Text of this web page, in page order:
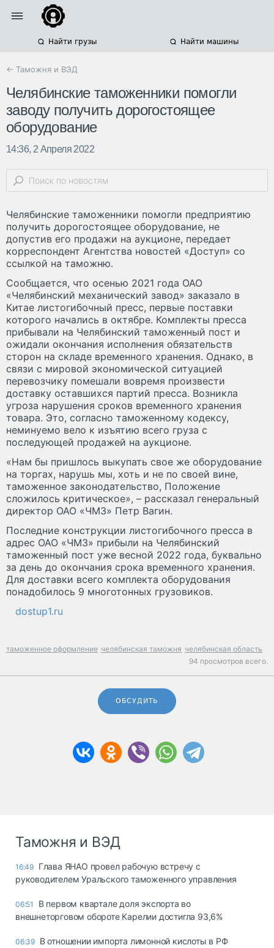
Найти грузы Найти машины
← Таможня и ВЭД
Челябинские таможенники помогли
заводу получить дорогостоящее
оборудование
14:36, 2 Апреля 2022
Челябинские таможенники помогли предприятию
получить дорогостоящее оборудование, не
допустив его продажи на аукционе, передает
корреспондент Агентства новостей «Доступ» со
ссылкой на таможню.
Сообщается, что осенью 2021 года ОАО
«Челябинский механический завод» заказало в
Китае листогибочный пресс, первые поставки
которого начались в октябре. Комплекты пресса
прибывали на Челябинский таможенный пост и
ожидали окончания исполнения обязательств
сторон на складе временного хранения. Однако, в
связи с мировой экономической ситуацией
перевозчику помешали вовремя произвести
доставку оставшихся партий пресса. Возникла
угроза нарушения сроков временного хранения
товара. Это, согласно таможенному кодексу,
неминуемо вело к изъятию всего груза с
последующей продажей на аукционе.
«Нам бы пришлось выкупать свое же оборудование
на торгах, нарушь мы, хоть и не по своей вине,
таможенное законодательство, Положение
сложилось критическое», – рассказал генеральный
директор ОАО «ЧМЗ» Петр Вагин.
Последние конструкции листогибочного пресса в
адрес ОАО «ЧМЗ» прибыли на Челябинский
таможенный пост уже весной 2022 года, буквально
за день до окончания срока временного хранения.
Для доставки всего комплекта оборудования
понадобилось 9 многотонных грузовиков.
dostup1.ru
таможенное оформление челябинская таможня челябинская область
94 просмотров всего.
ОБСУДИТЬ
Таможня и ВЭД
16:49 Глава ЯНАО провел рабочую встречу с
руководителем Уральского таможенного управления
06:51
В первом квартале доля экспорта во
внешнеторговом обороте Карелии достигла 93,6%
06:39 В отношении импорта лимонной кислоты в РФ